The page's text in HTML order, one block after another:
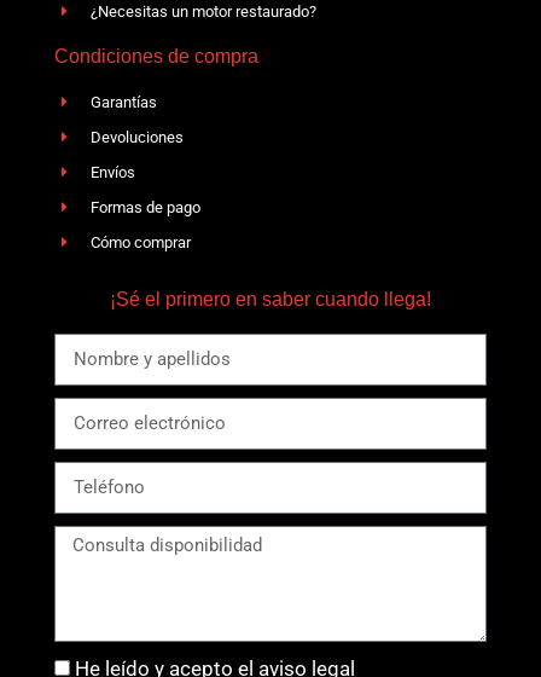
¿Necesitas un motor restaurado?
Condiciones de compra
Garantías
Devoluciones
Envíos
Formas de pago
Cómo comprar
¡Sé el primero en saber cuando llega!
He leído y acepto el aviso legal